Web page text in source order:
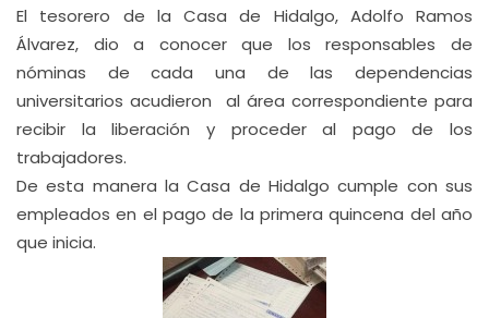
El tesorero de la Casa de Hidalgo, Adolfo Ramos
Álvarez, dio a conocer que los responsables de
nóminas de cada una de las dependencias
universitarios acudieron al área correspondiente para
recibir la liberación y proceder al pago de los
trabajadores.
De esta manera la Casa de Hidalgo cumple con sus
empleados en el pago de la primera quincena del año
que inicia.